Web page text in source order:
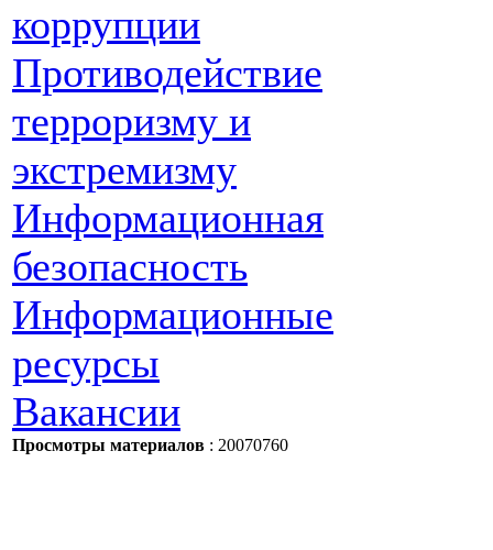
коррупции
Противодействие
терроризму и
экстремизму
Информационная
безопасность
Информационные
ресурсы
Вакансии
Просмотры материалов : 20070760